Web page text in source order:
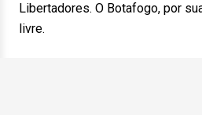
Libertadores. O Botafogo, por
livre.